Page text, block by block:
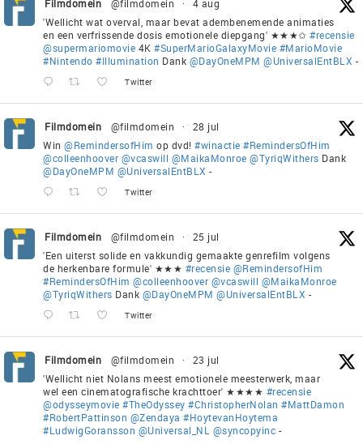
Filmdomein @filmdomein ·
4 aug
'Wellicht wat overval, maar bevat adembenemende animaties
en een verfrissende dosis emotionele diepgang' ★★★✩ #recensie
@supermariomovie 4K #SuperMarioGalaxyMovie #MarioMovie
#Nintendo #Illumination Dank @DayOneMPM @UniversalEntBLX -
Twitter
Filmdomein @filmdomein ·
28 jul
Win @RemindersofHim op dvd! #winactie #RemindersOfHim
@colleenhoover @vcaswill @MaikaMonroe @TyriqWithers Dank
@DayOneMPM @UniversalEntBLX -
Twitter
Filmdomein @filmdomein ·
25 jul
'Een uiterst solide en vakkundig gemaakte genrefilm volgens
de herkenbare formule' ★★★ #recensie @RemindersofHim
#RemindersOfHim @colleenhoover @vcaswill @MaikaMonroe
@TyriqWithers Dank @DayOneMPM @UniversalEntBLX -
Twitter
Filmdomein @filmdomein ·
23 jul
'Wellicht niet Nolans meest emotionele meesterwerk, maar
wel een cinematografische krachttoer' ★★★★ #recensie
@odysseymovie #TheOdyssey #ChristopherNolan #MattDamon
#RobertPattinson @Zendaya #HoytevanHoytema
#LudwigGoransson @Universal_NL @syncopyinc -